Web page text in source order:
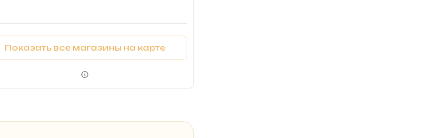
Показать все магазины на карте